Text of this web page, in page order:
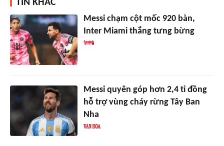
TIN KHÁC
Messi chạm cột mốc 920 bàn,
Inter Miami thắng tưng bừng
Messi quyên góp hơn 2,4 tỉ đồng
hỗ trợ vùng cháy rừng Tây Ban
Nha